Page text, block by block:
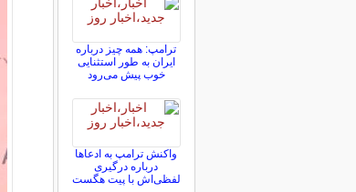
ترامپ: همه چیز درباره
ایران به طور استثنایی
خوب پیش می‌رود
واکنش ترامپ به ادعاها
درباره درگیری
لفظی‌اش با پیت هگست